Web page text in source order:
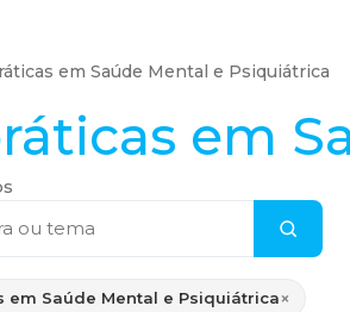
em Saúde Mental e Psiquiátrica
em
em Saúde Mental e Psiquiátrica×